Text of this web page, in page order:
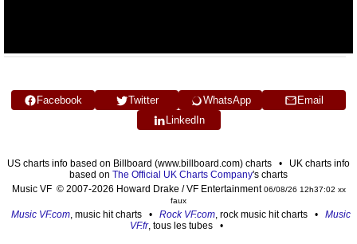
Facebook Twitter WhatsApp
Email
LinkedIn
US charts info based on Billboard (www.billboard.com) charts • UK charts info
based on The Official UK Charts Company's charts
Music VF © 2007-2026 Howard Drake / VF Entertainment06/08/26 12h37:02 xx
faux
Music VF.com, music hit charts • Rock VF.com, rock music hit charts • Music
VF.fr, tous les tubes •